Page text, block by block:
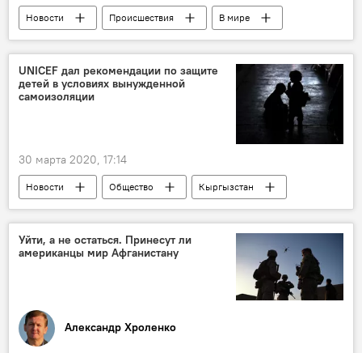
Чрезвычайное положение в Кыргызстане
Новости Происшествия
В мире
Азия
Мультимедиа
видео
Китай
отец
ребенок
реакция
наезд автомобиль
UNICEF дал рекомендации по защите
детей в условиях вынужденной
самоизоляции
30 марта 2020, 17:14
Новости Общество Кыргызстан
Уйти, а не остаться. Принесут ли
американцы мир Афганистану
Александр Хроленко